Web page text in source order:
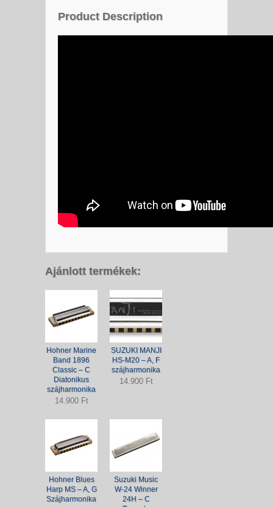
Product Description
Ajánlott termékek:
Hohner Marine
Band 1896
Classic – C
Diatonikus
szájharmonika
14.900 Ft
SUZUKI MANJI
HS-M20 – A, F
szájharmonika
14.900 Ft
Hohner Blues
Harp MS – A, G
Szájharmonika
Suzuki Music
W-24 Winner
24H – C